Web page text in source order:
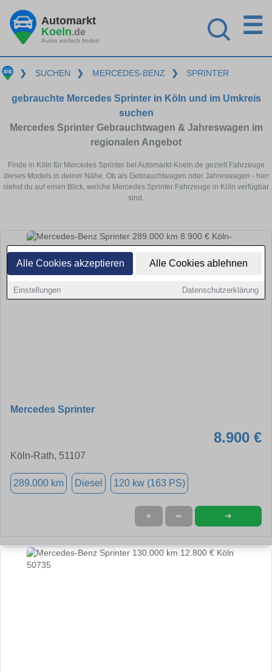
Alle Cookies akzeptieren Alle Cookies ablehnen
Einstellungen Datenschutzerklärung
Automarkt
Koeln.de
Autos einfach finden
☰
❯ SUCHEN ❯ MERCEDES-BENZ ❯ SPRINTER
gebrauchte Mercedes Sprinter in Köln und im Umkreis
suchen
Mercedes Sprinter Gebrauchtwagen & Jahreswagen im
regionalen Angebot
Finde in Köln für Mercedes Sprinter bei Automarkt-Koeln.de gezielt Fahrzeuge
dieses Models in deiner Nähe. Ob als Gebrauchtwagen oder Jahreswagen - hier
siehst du auf einen Blick, welche Mercedes Sprinter Fahrzeuge in Köln verfügbar
sind.
Mercedes Sprinter
8.900 €
Köln-Rath, 51107
289.000 km Diesel 120 kw (163 PS)
★ ➦ ➜